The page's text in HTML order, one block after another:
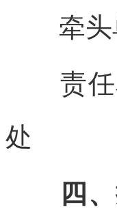
牵头
责任单
处
四、